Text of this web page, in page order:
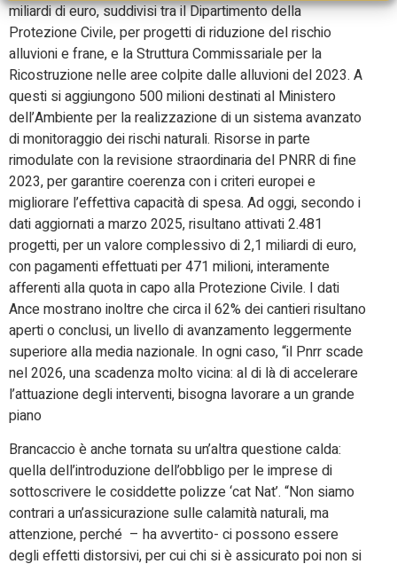
miliardi di euro, suddivisi tra il Dipartimento della
Protezione Civile, per progetti di riduzione del rischio
alluvioni e frane, e la Struttura Commissariale per la
Ricostruzione nelle aree colpite dalle alluvioni del 2023. A
questi si aggiungono 500 milioni destinati al Ministero
dell’Ambiente per la realizzazione di un sistema avanzato
di monitoraggio dei rischi naturali. Risorse in parte
rimodulate con la revisione straordinaria del PNRR di fine
2023, per garantire coerenza con i criteri europei e
migliorare l’effettiva capacità di spesa. Ad oggi, secondo i
dati aggiornati a marzo 2025, risultano attivati 2.481
progetti, per un valore complessivo di 2,1 miliardi di euro,
con pagamenti effettuati per 471 milioni, interamente
afferenti alla quota in capo alla Protezione Civile. I dati
Ance mostrano inoltre che circa il 62% dei cantieri risultano
aperti o conclusi, un livello di avanzamento leggermente
superiore alla media nazionale. In ogni caso, “il Pnrr scade
nel 2026, una scadenza molto vicina: al di là di accelerare
l’attuazione degli interventi, bisogna lavorare a un grande
piano
Brancaccio è anche tornata su un’altra questione calda:
quella dell’introduzione dell’obbligo per le imprese di
sottoscrivere le cosiddette polizze ‘cat Nat’. “Non siamo
contrari a un’assicurazione sulle calamità naturali, ma
attenzione, perché – ha avvertito- ci possono essere
degli effetti distorsivi, per cui chi si è assicurato poi non si